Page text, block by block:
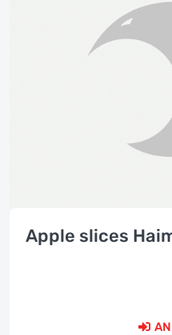
Apple slices